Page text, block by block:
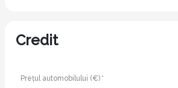
Credit
Prețul automobilului (€) *